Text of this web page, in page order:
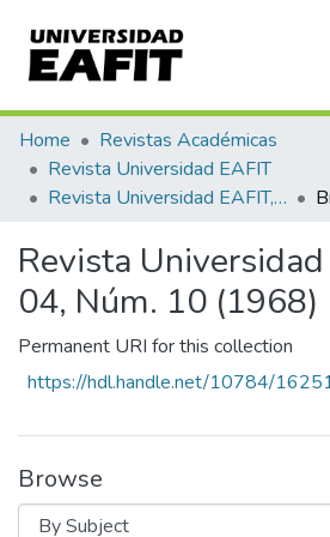
Communities & Collections
All of DSpace
Home
Revistas Académicas
Revista Universidad EAFIT
Revista Universidad EAFIT, Vol. 04, Núm. 10 (1968)
Revista Universidad
04, Núm. 10 (1968)
Permanent URI for this collection
https://hdl.handle.net/10784/
Browse